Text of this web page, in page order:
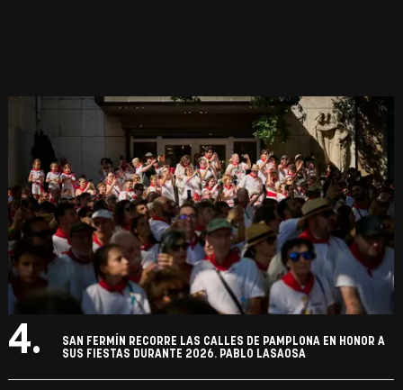
4.
SAN FERMÍN RECORRE LAS CALLES DE PAMPLONA EN HONOR A
SUS FIESTAS DURANTE 2026. PABLO LASAOSA